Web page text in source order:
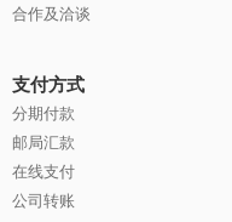
合作及洽谈
支付方式
分期付款
邮局汇款
在线支付
公司转账